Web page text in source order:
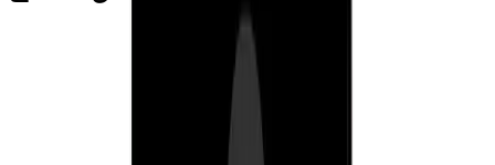
గ్రూప్ అంతటా ప్రొడక్ట్ వారీగా ఒకే మాస్టర్ కోడ్, కాబట్టి రిపోర్టింగ్ మరియు